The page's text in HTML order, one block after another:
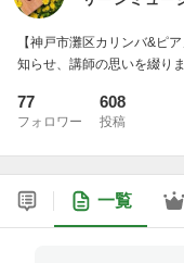
【神戸市灘区カリンバ&ピ
知らせ、講師の思いを綴り
77
フォロワー
608
投稿
一覧